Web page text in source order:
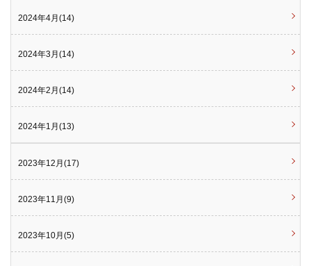
2024年4月(14)
2024年3月(14)
2024年2月(14)
2024年1月(13)
2023年12月(17)
2023年11月(9)
2023年10月(5)